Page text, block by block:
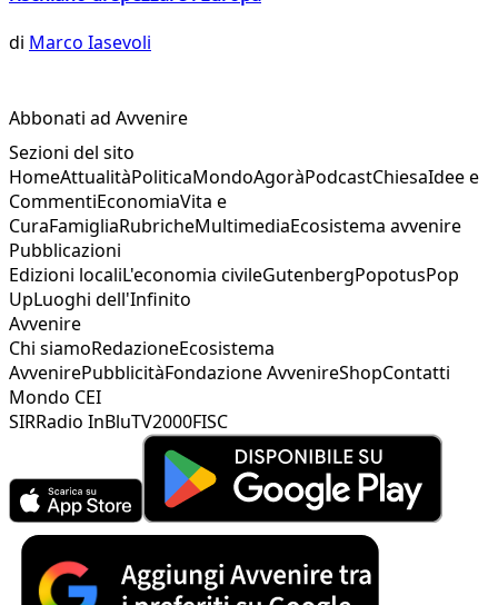
di Marco Iasevoli
Abbonati ad Avvenire
Sezioni del sito
HomeAttualitàPoliticaMondoAgoràPodcastChiesaIdee e
CommentiEconomiaVita e
CuraFamigliaRubricheMultimediaEcosistema avvenire
Pubblicazioni
Edizioni localiL'economia civileGutenbergPopotusPop
UpLuoghi dell'Infinito
Avvenire
Chi siamoRedazioneEcosistema
AvvenirePubblicitàFondazione AvvenireShopContatti
Mondo CEI
SIRRadio InBluTV2000FISC